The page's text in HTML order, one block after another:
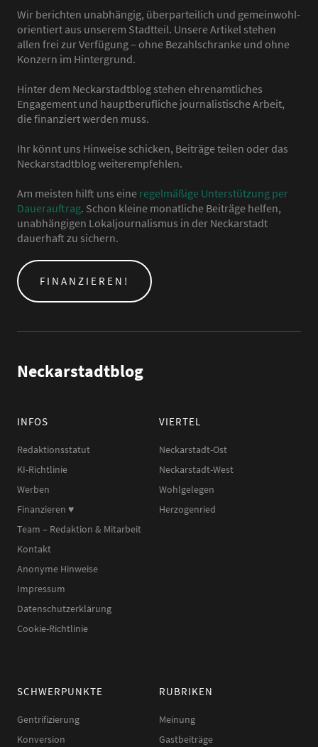
Wir berichten unabhängig, überparteilich und gemeinwohl-
orientiert aus unserem Stadtteil. Unsere Artikel stehen
allen frei zur Verfügung – ohne Bezahlschranke und ohne
Konzern im Hintergrund.
Hinter dem Neckarstadtblog stehen ehrenamtliches
Engagement und hauptberufliche journalistische Arbeit,
die finanziert werden muss.
Ihr könnt uns Hinweise schicken, Beiträge teilen oder das
Neckarstadtblog weiterempfehlen.
Am meisten hilft uns eine regelmäßige Unterstützung per
Dauerauftrag. Schon kleine monatliche Beiträge helfen,
unabhängigen Lokaljournalismus in der Neckarstadt
dauerhaft zu sichern.
FINANZIEREN!
Neckarstadtblog
INFOS
Redaktionsstatut
KI-Richtlinie
Werben
Finanzieren ♥︎
Team – Redaktion & Mitarbeit
Kontakt
Anonyme Hinweise
Impressum
Datenschutzerklärung
Cookie-Richtlinie
VIERTEL
Neckarstadt-Ost
Neckarstadt-West
Wohlgelegen
Herzogenried
SCHWERPUNKTE
Gentrifizierung
Konversion
RUBRIKEN
Meinung
Gastbeiträge